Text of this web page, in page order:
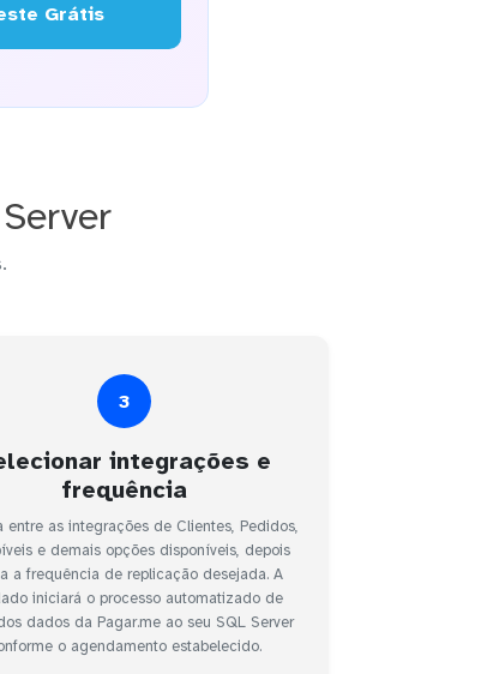
Grátis
3
integrações e
frequência
entre as integrações de Clientes, Pedidos,
e demais opções disponíveis, depois
a frequência de replicação desejada. A
iniciará o processo automatizado de
dados da Pagar.me ao seu SQL Server
o agendamento estabelecido.